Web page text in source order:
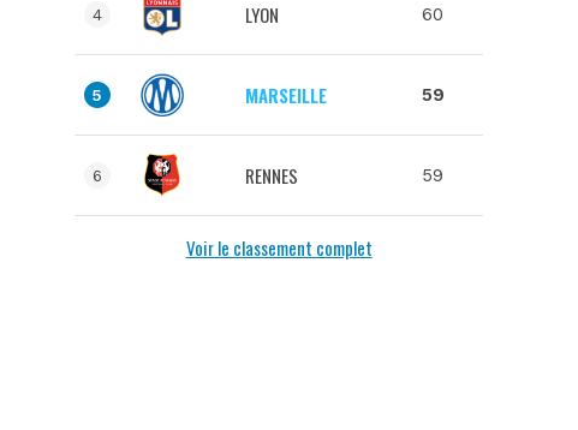
4 LYON 60
5 MARSEILLE 59
6 RENNES 59
Voir le classement complet